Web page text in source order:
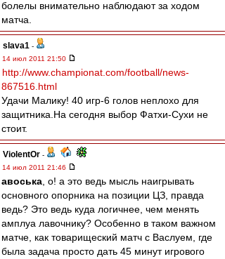
болелы внимательно наблюдают за ходом
матча.
slava1 -
14 июл 2011 21:50
http://www.championat.com/football/news-
867516.html
Удачи Малику! 40 игр-6 голов неплохо для
защитника.На сегодня выбор Фатхи-Сухи не
стоит.
ViolentOr -
14 июл 2011 21:46
авоська , о! а это ведь мысль наигрывать
основного опорника на позиции ЦЗ, правда
ведь? Это ведь куда логичнее, чем менять
амплуа лавочнику? Особенно в таком важном
матче, как товарищеский матч с Васлуем, где
была задача просто дать 45 минут игрового